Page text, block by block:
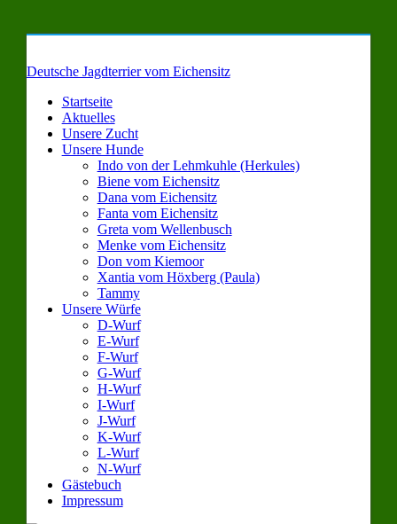
Deutsche Jagdterrier vom Eichensitz
Startseite
Aktuelles
Unsere Zucht
Unsere Hunde
Indo von der Lehmkuhle (Herkules)
Biene vom Eichensitz
Dana vom Eichensitz
Fanta vom Eichensitz
Greta vom Wellenbusch
Menke vom Eichensitz
Don vom Kiemoor
Xantia vom Höxberg (Paula)
Tammy
Unsere Würfe
D-Wurf
E-Wurf
F-Wurf
G-Wurf
H-Wurf
I-Wurf
J-Wurf
K-Wurf
L-Wurf
N-Wurf
Gästebuch
Impressum